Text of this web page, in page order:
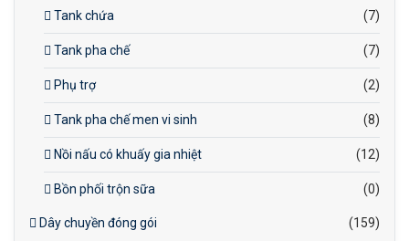
Tank chứa
(7)
Tank pha chế (7)
Phụ trợ (2)
Tank pha chế men vi sinh (8)
Nồi nấu có khuấy gia nhiệt (12)
Bồn phối trộn sữa (0)
Dây chuyền đóng gói
(159)